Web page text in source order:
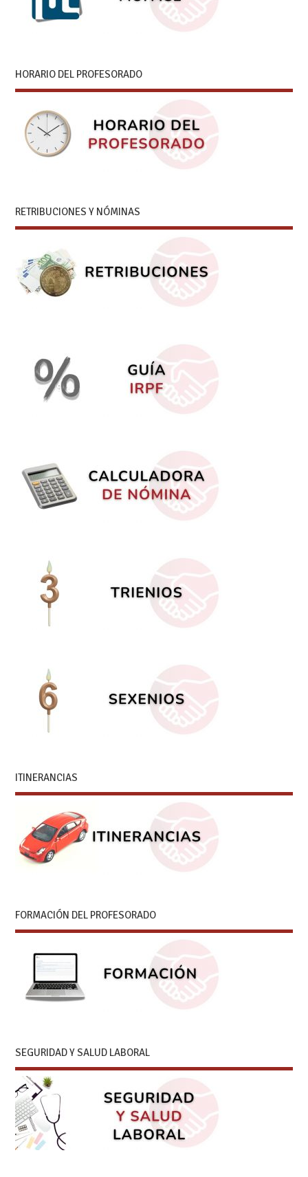
HORARIO DEL PROFESORADO
RETRIBUCIONES Y NÓMINAS
ITINERANCIAS
FORMACIÓN DEL PROFESORADO
SEGURIDAD Y SALUD LABORAL